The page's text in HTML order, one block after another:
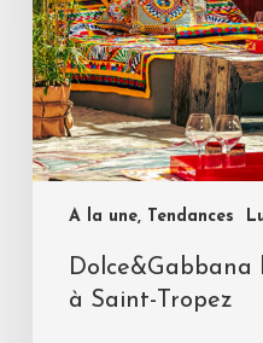
A la une, Tendances
Dolce&Gabbana
à Saint-Tropez